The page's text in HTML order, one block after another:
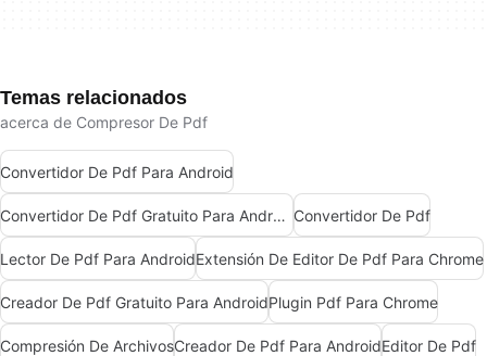
Temas relacionados
acerca de Compresor De Pdf
Convertidor De Pdf Para Android
Convertidor De Pdf Gratuito Para Android Convertidor De Pdf
Lector De Pdf Para AndroidExtensión De Editor De Pdf Para Chrome
Creador De Pdf Gratuito Para AndroidPlugin Pdf Para Chrome
Compresión De ArchivosCreador De Pdf Para AndroidEditor De Pdf